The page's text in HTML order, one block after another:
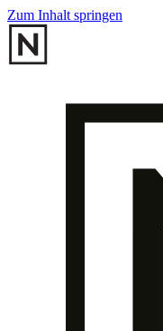
Zum Inhalt springen